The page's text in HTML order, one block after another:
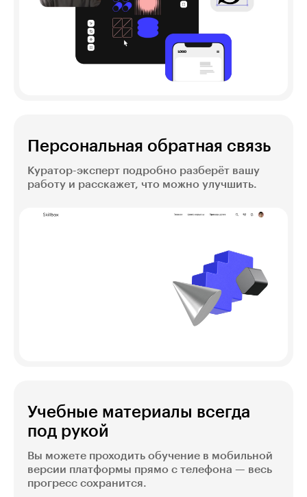
Персональная обратная связь
Куратор-эксперт подробно разберёт вашу
работу и расскажет, что можно улучшить.
Учебные материалы всегда
под рукой
Вы можете проходить обучение в мобильной
версии платформы прямо с телефона — весь
прогресс сохранится.